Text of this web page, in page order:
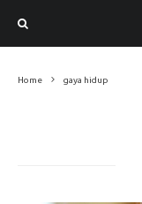
Home gaya hidup